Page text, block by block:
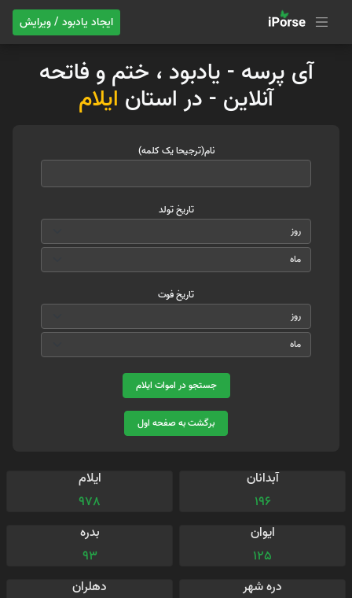
ایجاد یادبود / ویرایش
آی پرسه - یادبود ، ختم و فاتحه
آنلاین - در استان ایلام
نام(ترجیحا یک کلمه)
تاریخ تولد
تاریخ فوت
جستجو در اموات ایلام
برگشت به صفحه اول
آبدانان
196
ایلام
978
ایوان
125
بدره
93
دره شهر
دهلران